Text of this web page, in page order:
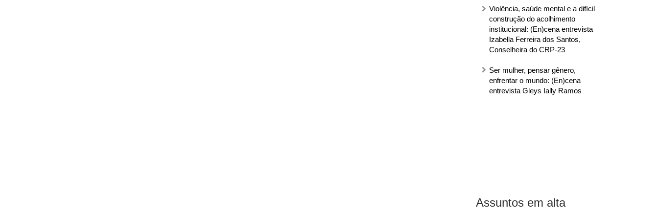
Violência, saúde mental e a difícil
construção do acolhimento
institucional: (En)cena entrevista
Izabella Ferreira dos Santos,
Conselheira do CRP-23
Ser mulher, pensar gênero,
enfrentar o mundo: (En)cena
entrevista Gleys Ially Ramos
Assuntos em alta